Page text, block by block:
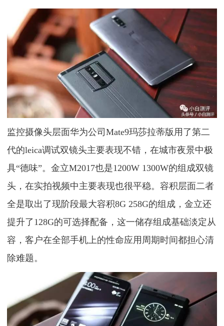
监控摄像头层面华为公司Mate9玛莎拉蒂版用了第二
代的leica调试双镜头主要表现不错，在城市夜景中极
具“德味”。金立M2017也是1200W 1300W的组成双镜
头，在实拍视频中主要表现也很平稳。容积层面二者
全是取出了现阶段最大容积8G 258G的组成，金立还
提升了128G的可选择配备，这一储存组成基础淡定从
容，客户在全部手机上的性命应用周期时间都担心清
除难题。